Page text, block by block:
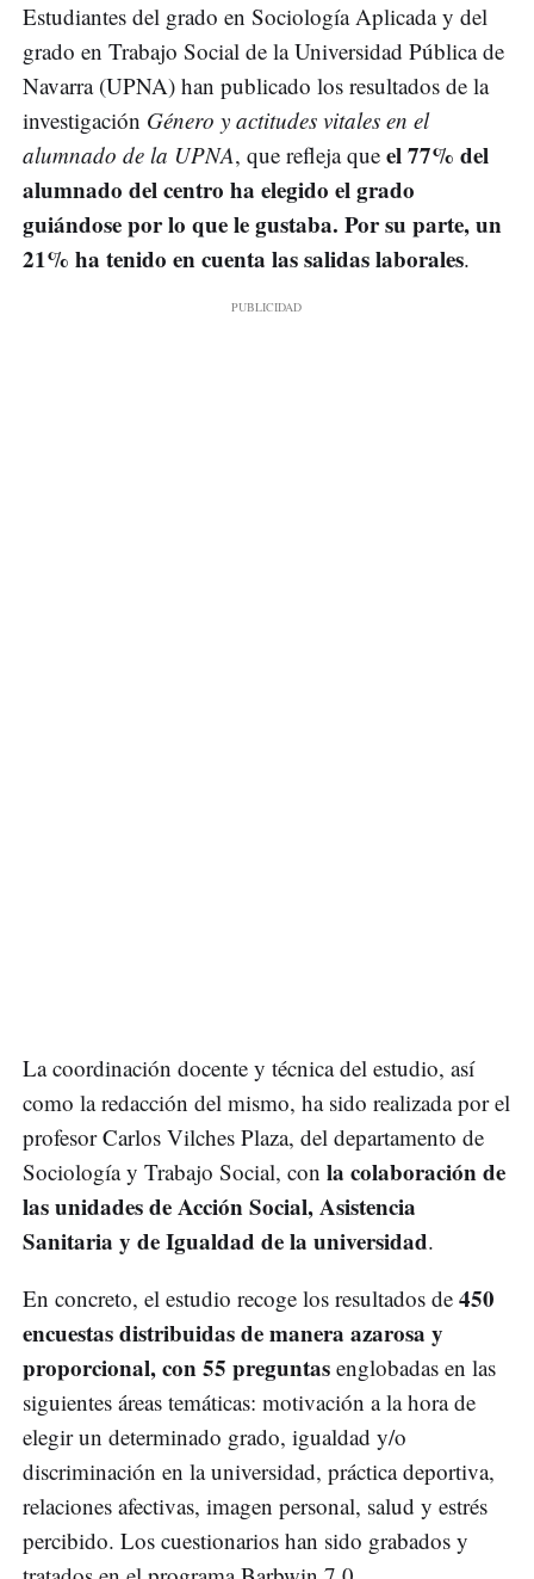
Estudiantes del grado en Sociología Aplicada y del
grado en Trabajo Social de la Universidad Pública de
Navarra (UPNA) han publicado los resultados de la
investigación Género y actitudes vitales en el
alumnado de la UPNA, que refleja que el 77% del
alumnado del centro ha elegido el grado
guiándose por lo que le gustaba. Por su parte, un
21% ha tenido en cuenta las salidas laborales.
La coordinación docente y técnica del estudio, así
como la redacción del mismo, ha sido realizada por el
profesor Carlos Vilches Plaza, del departamento de
Sociología y Trabajo Social, con la colaboración de
las unidades de Acción Social, Asistencia
Sanitaria y de Igualdad de la universidad.
En concreto, el estudio recoge los resultados de 450
encuestas distribuidas de manera azarosa y
proporcional, con 55 preguntas englobadas en las
siguientes áreas temáticas: motivación a la hora de
elegir un determinado grado, igualdad y/o
discriminación en la universidad, práctica deportiva,
relaciones afectivas, imagen personal, salud y estrés
percibido. Los cuestionarios han sido grabados y